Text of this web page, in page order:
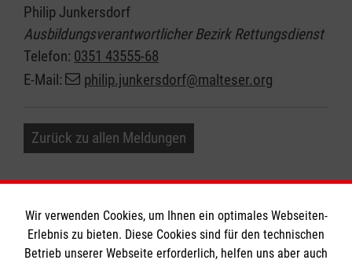
Philip Junkersdorf
Ausbildungsverantwortlicher Bezirk Rettungsdienst
Telefon: 0351 43555-68
E-Mail:
philip.junkersdorf@malteser.org
Zurück zu allen Meldungen
Informationen
Wir verwenden Cookies, um Ihnen ein optimales Webseiten-
Erlebnis zu bieten. Diese Cookies sind für den technischen
Betrieb unserer Webseite erforderlich, helfen uns aber auch